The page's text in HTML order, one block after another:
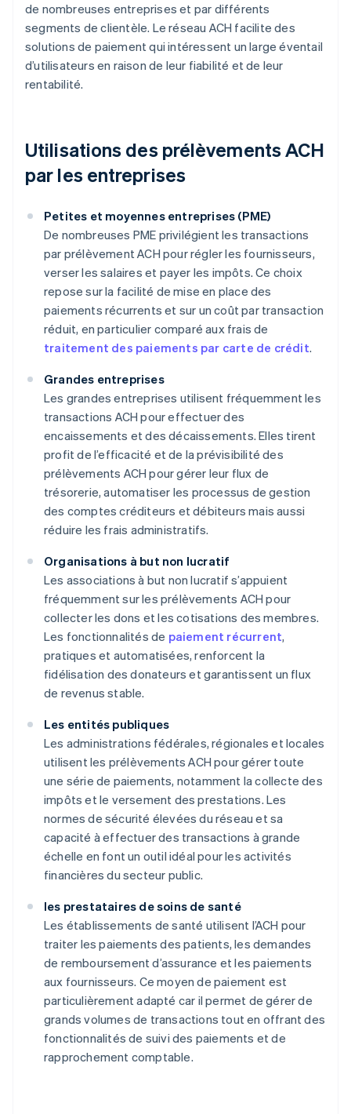
de nombreuses entreprises et par différents
segments de clientèle. Le réseau ACH facilite des
solutions de paiement qui intéressent un large éventail
d’utilisateurs en raison de leur fiabilité et de leur
rentabilité.
Utilisations des prélèvements ACH
par les entreprises
Petites et moyennes entreprises (PME)
De nombreuses PME privilégient les transactions
par prélèvement ACH pour régler les fournisseurs,
verser les salaires et payer les impôts. Ce choix
repose sur la facilité de mise en place des
paiements récurrents et sur un coût par transaction
réduit, en particulier comparé aux frais de
traitement des paiements par carte de crédit.
Grandes entreprises
Les grandes entreprises utilisent fréquemment les
transactions ACH pour effectuer des
encaissements et des décaissements. Elles tirent
profit de l’efficacité et de la prévisibilité des
prélèvements ACH pour gérer leur flux de
trésorerie, automatiser les processus de gestion
des comptes créditeurs et débiteurs mais aussi
réduire les frais administratifs.
Organisations à but non lucratif
Les associations à but non lucratif s’appuient
fréquemment sur les prélèvements ACH pour
collecter les dons et les cotisations des membres.
Les fonctionnalités de paiement récurrent,
pratiques et automatisées, renforcent la
fidélisation des donateurs et garantissent un flux
de revenus stable.
Les entités publiques
Les administrations fédérales, régionales et locales
utilisent les prélèvements ACH pour gérer toute
une série de paiements, notamment la collecte des
impôts et le versement des prestations. Les
normes de sécurité élevées du réseau et sa
capacité à effectuer des transactions à grande
échelle en font un outil idéal pour les activités
financières du secteur public.
les prestataires de soins de santé
Les établissements de santé utilisent l’ACH pour
traiter les paiements des patients, les demandes
de remboursement d’assurance et les paiements
aux fournisseurs. Ce moyen de paiement est
particulièrement adapté car il permet de gérer de
grands volumes de transactions tout en offrant des
fonctionnalités de suivi des paiements et de
rapprochement comptable.